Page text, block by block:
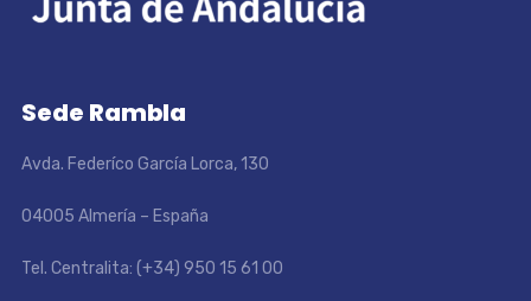
Sede Rambla
Avda. Federíco García Lorca, 130
04005 Almería – España
Tel. Centralita: (+34) 950 15 61 00